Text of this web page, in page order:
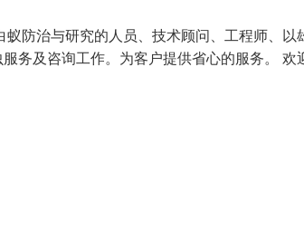
防治与研究的人员、技术顾问、工程师、以
务及咨询工作。为客户提供省心的服务。 欢